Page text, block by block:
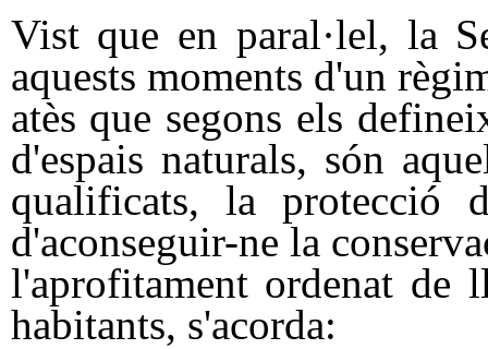
Vist que en paral·lel, la
aquests moments d'un
atès que segons els
d'espais naturals, són
qualificats, la protecció
d'aconseguir-ne la
l'aprofitament ordenat de
habitants, s'acorda: